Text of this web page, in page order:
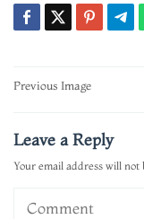
Post
Previous Image
Leave a Reply
Your email address will not